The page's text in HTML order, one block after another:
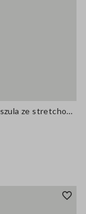
Beżowa koszula ze stretchowego bawełny regular fit z kołnierzykiem